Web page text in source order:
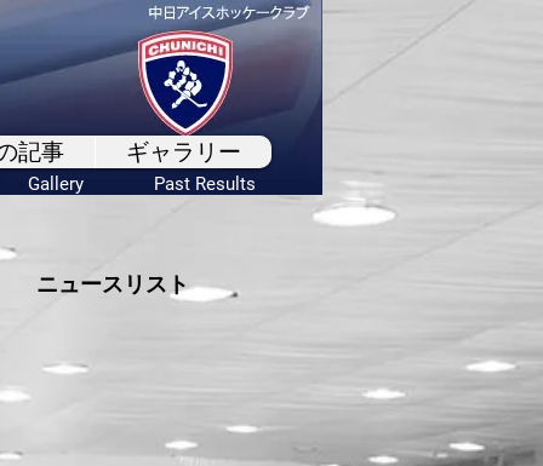
記事 ギャラリー
Gallery Past Results
ニュースリスト